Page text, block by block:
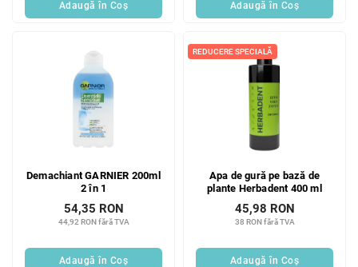
Adaugă în Coş Adaugă în Coş
Demachiant GARNIER 200ml
2 în 1
44,92 RON fără TVA
54,35 RON
Adaugă în Coş
REDUCERE SPECIALĂ
Apa de gură pe bază de
plante Herbadent 400 ml
38 RON fără TVA
45,98 RON
Adaugă în Coş